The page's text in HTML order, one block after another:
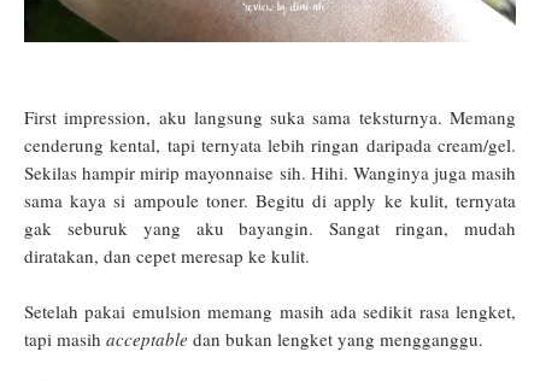
First impression, aku langsung suka sama teksturnya. Memang
cenderung kental, tapi ternyata lebih ringan daripada cream/gel.
Sekilas hampir mirip mayonnaise sih. Hihi. Wanginya juga masih
sama kaya si ampoule toner. Begitu di apply ke kulit, ternyata
gak seburuk yang aku bayangin. Sangat ringan, mudah
diratakan, dan cepet meresap ke kulit.
Setelah pakai emulsion memang masih ada sedikit rasa lengket,
tapi masih acceptable dan bukan lengket yang mengganggu.